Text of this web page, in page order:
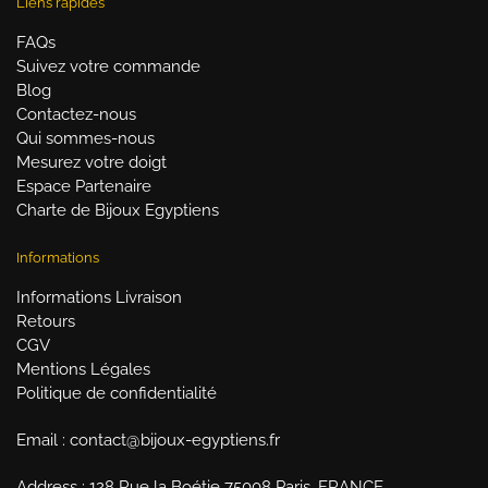
FAQs
Suivez votre commande
Blog
Contactez-nous
Qui sommes-nous
Mesurez votre doigt
Espace Partenaire
Charte de Bijoux Egyptiens
Informations
Informations Livraison
Retours
CGV
Mentions Légales
Politique de confidentialité
Email : contact@bijoux-egyptiens.fr